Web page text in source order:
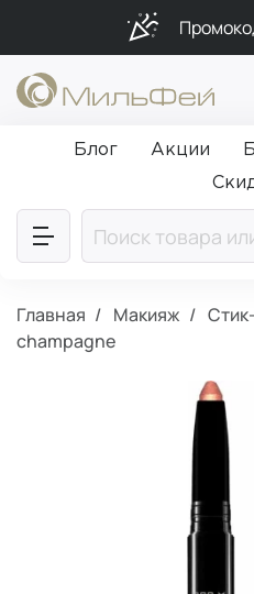
Подарки в
Бесплатная
Блог Акции
Главная Макияж
champagne